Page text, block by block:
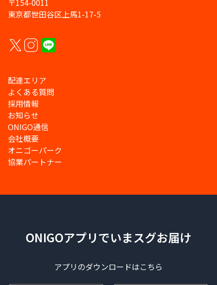
〒154-0011
東京都世田谷区上馬1-17-5
配達エリア
よくある質問
採用情報
お知らせ
ONIGO通信
会社概要
オニゴーパーク
協業パートナー
ONIGOアプリでいまスグお届け
アプリのダウンロードはこちら